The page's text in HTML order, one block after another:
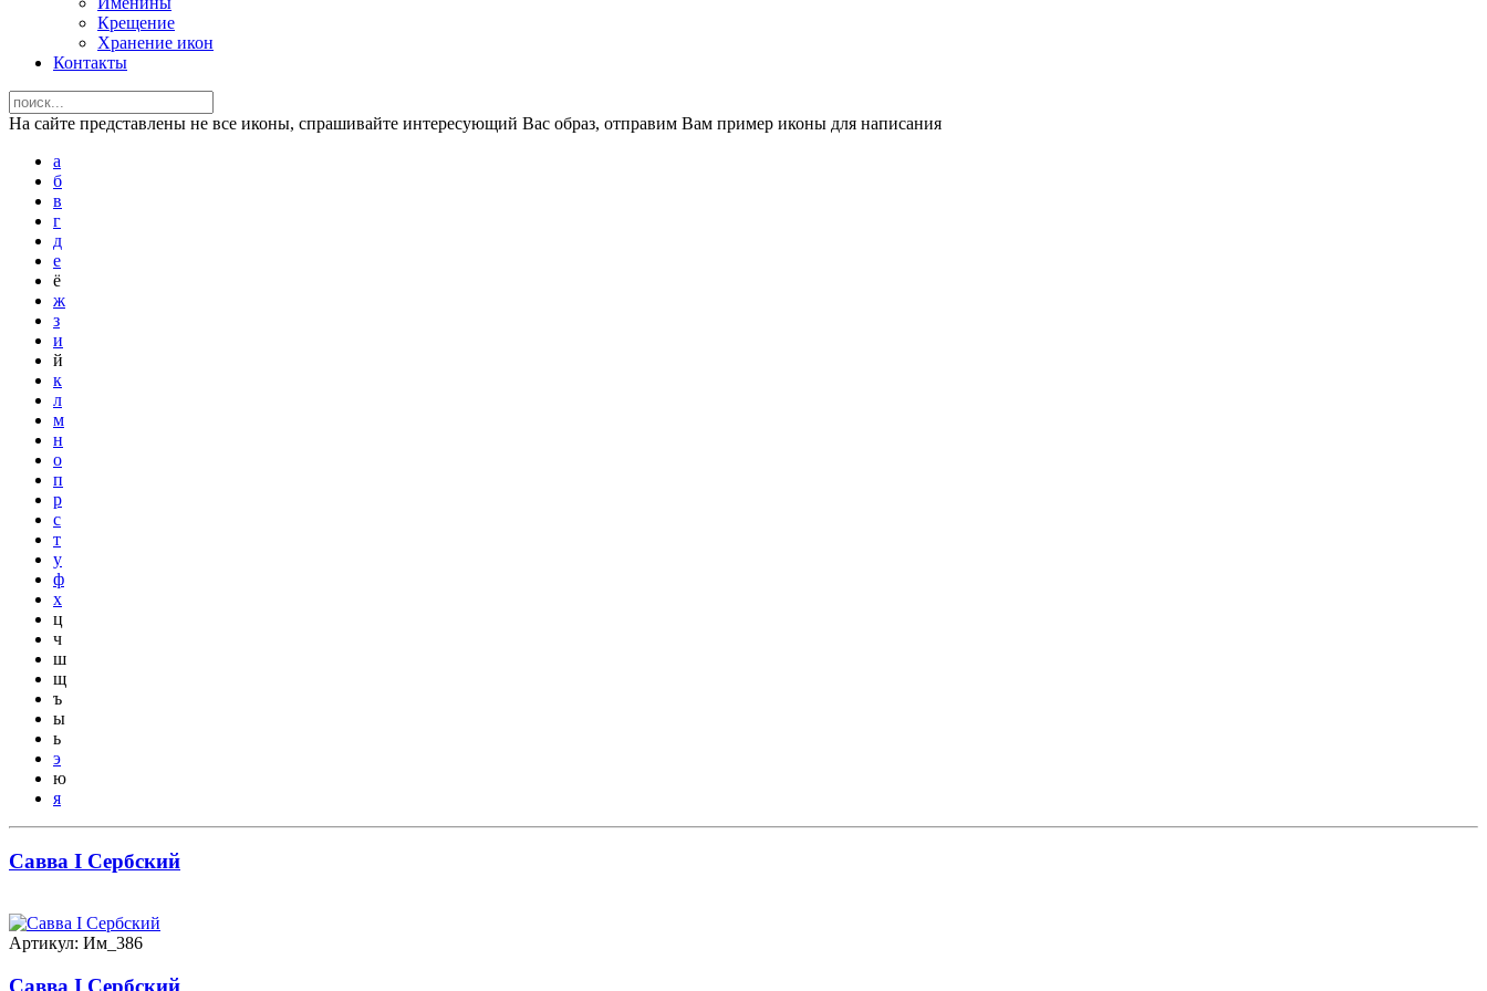
Крещение
Хранение икон
Контакты
На сайте представлены не все иконы, спрашивайте интересующий Вас образ, отправим Вам пример иконы для написания
а
б
в
г
д
е
ё
ж
з
и
й
к
л
м
н
о
п
р
с
т
у
ф
х
ц
ч
ш
щ
ъ
ы
ь
э
ю
я
Савва I Сербский
Артикул: Им_386
Савва I Сербский